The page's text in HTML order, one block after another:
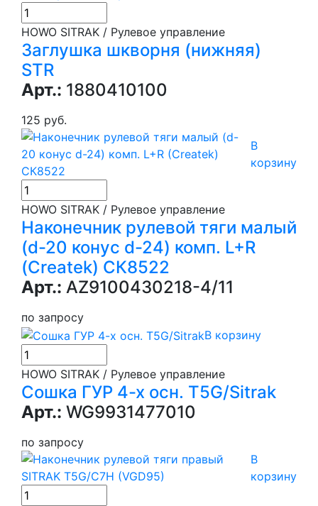
HOWO SITRAK / Рулевое управление
Заглушка шкворня (нижняя)
STR
Арт.: 1880410100
125 руб.
В
корзину
HOWO SITRAK / Рулевое управление
Наконечник рулевой тяги малый
(d-20 конус d-24) комп. L+R
(Createk) СК8522
Арт.: AZ9100430218-4/11
по запросу
В корзину
HOWO SITRAK / Рулевое управление
Сошка ГУР 4-х осн. T5G/Sitrak
Арт.: WG9931477010
по запросу
В
корзину